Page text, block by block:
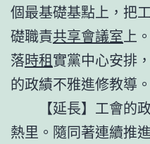
個最基礎基點上，把
礎職責共享會議室 上
落時租實黨中心安排
的政績不雅進修教導。
【延長】工會的
熱里。隨同著連續推